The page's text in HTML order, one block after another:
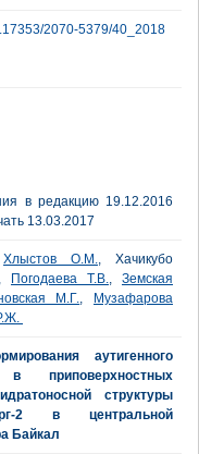
2070-5379/40_2018
в редакцию 19.12.2016
13.03.2017
Хлыстов О.М., Хачикубо
Погодаева Т.В., Земская
М.Г.,
Музафарова
аутигенного
в приповерхностных
структуры
2 в центральной
Байкал